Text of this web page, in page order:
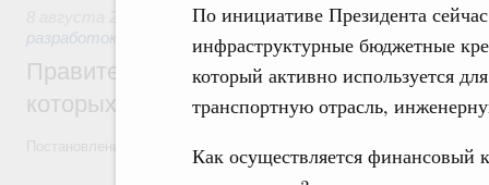
По инициативе Президента
инфраструктурные бюджетные
который активно используется
транспортную отрасль,
Как осуществляется финансовый
Государственная политика в сфере
разработок
Правительство расширило перечень
которых освобождаются от НДФЛ
Постановление от 5 августа 2026 года №978